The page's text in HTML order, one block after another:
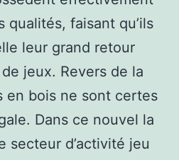
qualités, faisant qu’ils
leur grand retour
jeux. Revers de la
en bois ne sont certes
Dans ce nouvel la
secteur d’activité jeu